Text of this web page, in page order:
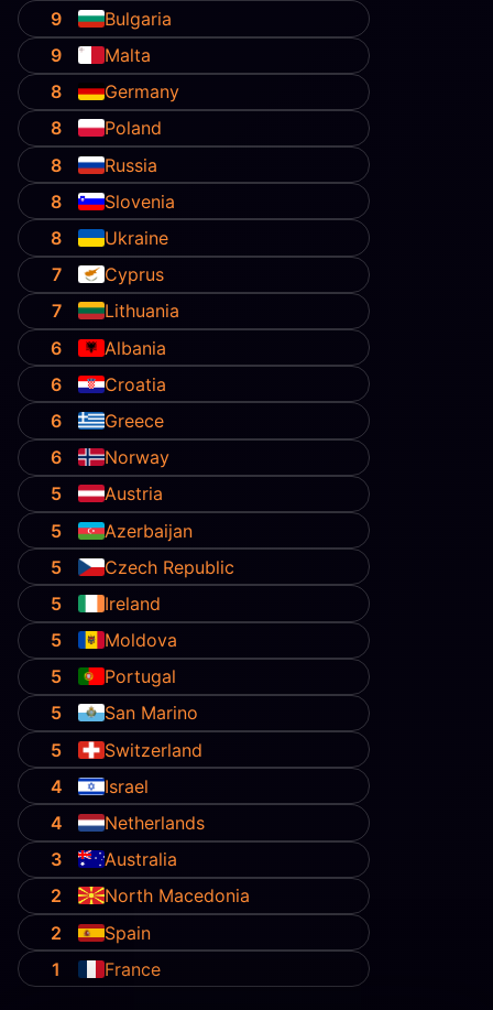
9
Bulgaria
9
Malta
8
Germany
8
Poland
8
Russia
8
Slovenia
8
Ukraine
7
Cyprus
7
Lithuania
6
Albania
6
Croatia
6
Greece
6
Norway
5
Austria
5
Azerbaijan
5
Czech Republic
5
Ireland
5
Moldova
5
Portugal
5
San Marino
5
Switzerland
4
Israel
4
Netherlands
3
Australia
2
North Macedonia
2
Spain
1
France